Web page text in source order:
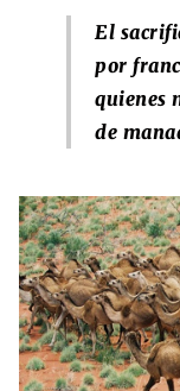
El
por
quienes
de